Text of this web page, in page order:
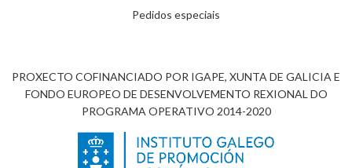
Pedidos especiais
PROXECTO COFINANCIADO POR IGAPE, XUNTA DE GALICIA E
FONDO EUROPEO DE DESENVOLVEMENTO REXIONAL DO
PROGRAMA OPERATIVO 2014-2020